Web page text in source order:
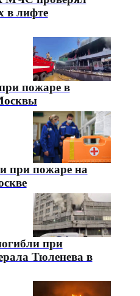
в лифте
пожаре в
при пожаре на
при
Тюленева в